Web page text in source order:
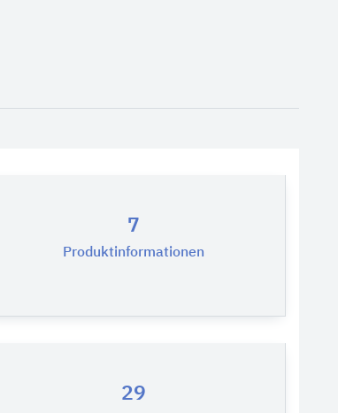
7
Produktinformationen
29